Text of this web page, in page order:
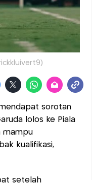
sorotan
lolos ke Piala
mampu
kualifikasi,
setelah